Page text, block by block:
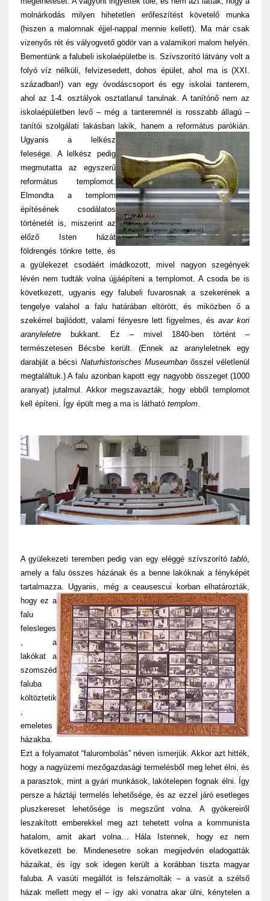
molnárkodás milyen hihetetlen erőfeszítést követelő munka
(hiszen a malomnak éjjel-nappal mennie kellett). Ma már csak
vizenyős rét és vályogvető gödör van a valamikori malom helyén.
Bementünk a falubeli iskolaépületbe is. Szívszorító látvány volt a
folyó víz nélküli, felvizesedett, dohos épület, ahol ma is (XXI.
században!) van egy óvodáscsoport és egy iskolai tanterem,
ahol az 1-4. osztályok osztatlanul tanulnak. A tanítónő nem az
iskolaépületben levő – még a tanteremnél is rosszabb állagú –
tanítói szolgálati lakásban lakik, hanem a református parókián.
Ugyanis a lelkész
felesége. A lelkész pedig
megmutatta az egyszerű
református templomot.
Elmondta a templom
építésének csodálatos
történetét is, miszerint az
előző Isten házát
földrengés tönkre tette, és
a gyülekezet csodáért imádkozott, mivel nagyon szegények
lévén nem tudták volna újjáépíteni a templomot. A csoda be is
következett, ugyanis egy falubeli fuvarosnak a szekerének a
tengelye valahol a falu határában eltörött, és miközben ő a
szekérrel bajlódott, valami fényesre lett figyelmes, ésavar kori
aranyleletrebukkant. Ez – mivel 1840-ben történt –
természetesen Bécsbe került. (Ennek az aranyleletnek egy
darabját a bécsi Naturhistorisches Museumbanősszel véletlenül
megtaláltuk.) A falu azonban kapott egy nagyobb összeget (1000
aranyat) jutalmul. Akkor megszavazták, hogy ebből templomot
kell építeni. Így épült meg a ma is látható templom.
A gyülekezeti teremben pedig van egy eléggé szívszorítótabló,
amely a falu összes házának és a benne lakóknak a fényképét
tartalmazza. Ugyanis, még a ceausescui korban elhatározták,
hogy ez a
falu
felesleges
, a
lakókat a
szomszéd
faluba
költöztetik
,
emeletes
házakba.
Ezt a folyamatot “falurombolás” néven ismerjük. Akkor azt hitték,
hogy a nagyüzemi mezőgazdasági termelésből meg lehet élni, és
a parasztok, mint a gyári munkások, lakótelepen fognak élni. Így
persze a háztáji termelés lehetősége, és az ezzel járó esetleges
pluszkereset lehetősége is megszűnt volna. A gyökereiről
leszakított emberekkel meg azt tehetett volna a kommunista
hatalom, amit akart volna… Hála Istennek, hogy ez nem
következett be. Mindenesetre sokan megijedvén eladogatták
házaikat, és így sok idegen került a korábban tiszta magyar
faluba. A vasúti megállót is felszámolták – a vasút a szélső
házak mellett megy el – így aki vonatra akar ülni, kénytelen a